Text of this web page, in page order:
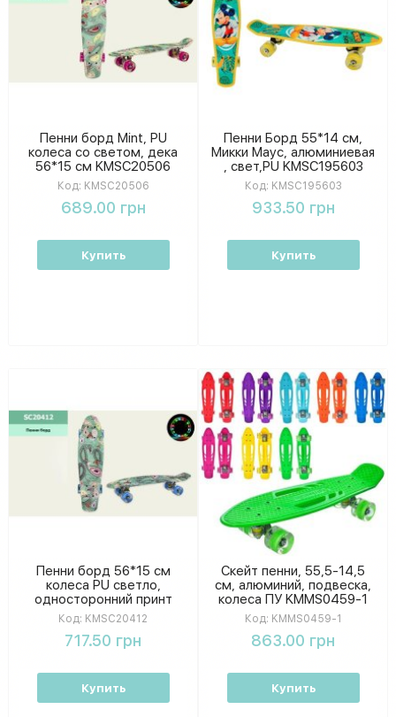
Пенни борд Mint, PU
колеса со светом, дека
56*15 см KMSC20506
Код: KMSC20506
689.00 грн
Купить
Пенни Борд 55*14 см,
Микки Маус, алюминиевая
, свет,PU KMSC195603
Код: KMSC195603
933.50 грн
Купить
Пенни борд 56*15 см
колеса PU светло,
односторонний принт
KMSC20412
Код: KMSC20412
717.50 грн
Купить
Скейт пенни, 55,5-14,5
см, алюминий, подвеска,
колеса ПУ KMMS0459-1
Код: KMMS0459-1
863.00 грн
Купить